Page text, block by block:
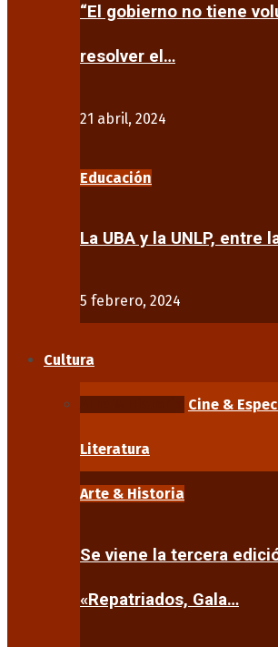
“El gobierno no tiene
resolver el…
21 abril, 2024
Educación
La UBA y la UNLP, entre
5 febrero, 2024
Cultura
Cine &
Literatura
Arte & Historia
Se viene la tercera
«Repatriados, Gala…